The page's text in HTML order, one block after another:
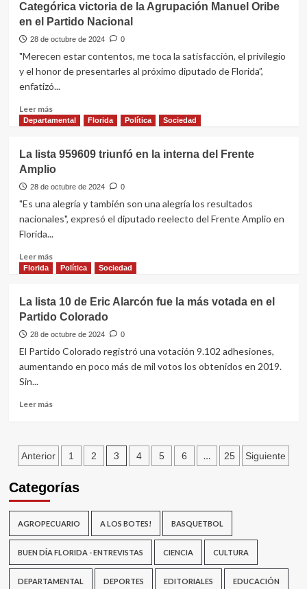
que
mató
a
fue
derivado
INISA
Categórica victoria de la Agrupación Manuel Oribe
en el Partido Nacional
28 de octubre de 2024 0
"Merecen estar contentos, me toca la satisfacción, el privilegio
y el honor de presentarles al próximo diputado de Florida”,
enfatizó...
Leer másLeer
más
victoria
de
la
Agrupación
Manuel
Oribe
en
Partido
Nacional
Departamental Florida Política Sociedad
La lista 959609 triunfó en la interna del Frente
Amplio
28 de octubre de 2024 0
"Es una alegría y también son una alegría los resultados
nacionales", expresó el diputado reelecto del Frente Amplio en
Florida...
Leer másLeer
más
lista
959609
triunfó
en
interna
Florida Política Sociedad
La lista 10 de Eric Alarcón fue la más votada en el
Partido Colorado
28 de octubre de 2024 0
El Partido Colorado registró una votación 9.102 adhesiones,
aumentando en poco más de mil votos los obtenidos en 2019.
Sin...
Leer másLeer
lista
10
Eric
fue
votada
en
el
Paginación
de
entradas
Anterior 1 2 3 4 5 6 … 25 Siguiente
Categorías
AGROPECUARIO A LOS BOTES! BASQUETBOL
BUEN DÍA FLORIDA - ENTREVISTAS CIENCIA CULTURA
DEPARTAMENTAL DEPORTES EDITORIALES EDUCACIÓN